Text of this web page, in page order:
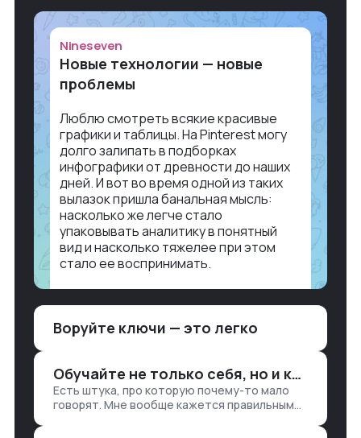
Nineseven
Новые технологии — новые
проблемы
Люблю смотреть всякие красивые
графики и таблицы. На Pinterest могу
долго залипать в подборках
инфографики от древности до наших
дней. И вот во время одной из таких
вылазок пришла банальная мысль:
насколько же легче стало
упаковывать аналитику в понятный
вид и насколько тяжелее при этом
стало ее воспринимать.
аналитикой лет 15 назад, нужно было:
продажи, заявки, прогресс по проекту
— все ручками
Воруйте ключи — это легко
Обучайте не только себя, но и клиентов
Есть штука, про которую почему-то мало
говорят. Мне вообще кажется правильным